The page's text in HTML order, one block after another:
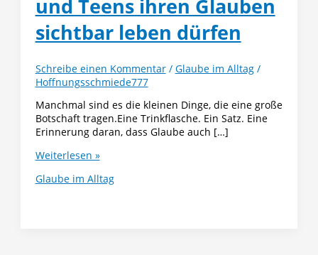
und Teens ihren Glauben
sichtbar leben dürfen
Schreibe einen Kommentar / Glaube im Alltag/
Hoffnungsschmiede777
Manchmal sind es die kleinen Dinge, die eine große
Botschaft tragen.Eine Trinkflasche. Ein Satz. Eine
Erinnerung daran, dass Glaube auch […]
Next
–
Weiterlesen »
Glaube im Alltag